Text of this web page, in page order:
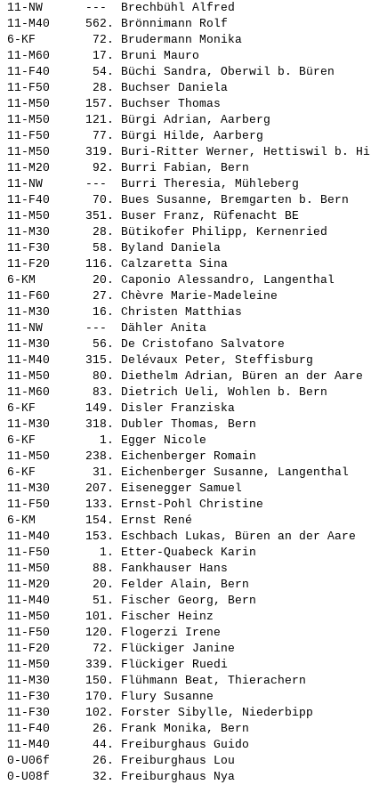
11-NW      --- Brechbühl Alfred
11-M40     562. Brönnimann Rolf
6-KF        72. Brudermann Monika
11-M60      17. Bruni Mauro
11-F40      54. Büchi Sandra, Oberwil b. Büren
11-F50      28. Buchser Daniela
11-M50     157. Buchser Thomas
11-M50     121. Bürgi Adrian, Aarberg
11-F50      77. Bürgi Hilde, Aarberg
11-M50     319. Buri-Ritter Werner, Hettiswil b. Hi
11-M20      92. Burri Fabian, Bern
11-NW      --- Burri Theresia, Mühleberg
11-F40      70. Bues Susanne, Bremgarten b. Bern
11-M50     351. Buser Franz, Rüfenacht BE
11-M30      28. Bütikofer Philipp, Kernenried
11-F30      58. Byland Daniela
11-F20     116. Calzaretta Sina
6-KM        20. Caponio Alessandro, Langenthal
11-F60      27. Chèvre Marie-Madeleine
11-M30      16. Christen Matthias
11-NW      --- Dähler Anita
11-M30      56. De Cristofano Salvatore
11-M40     315. Delévaux Peter, Steffisburg
11-M50      80. Diethelm Adrian, Büren an der Aare
11-M60      83. Dietrich Ueli, Wohlen b. Bern
6-KF       149. Disler Franziska
11-M30     318. Dubler Thomas, Bern
6-KF         1. Egger Nicole
11-M50     238. Eichenberger Romain
6-KF        31. Eichenberger Susanne, Langenthal
11-M30     207. Eisenegger Samuel
11-F50     133. Ernst-Pohl Christine
6-KM       154. Ernst René
11-M40     153. Eschbach Lukas, Büren an der Aare
11-F50       1. Etter-Quabeck Karin
11-M50      88. Fankhauser Hans
11-M20      20. Felder Alain, Bern
11-M40      51. Fischer Georg, Bern
11-M50     101. Fischer Heinz
11-F50     120. Flogerzi Irene
11-F20      72. Flückiger Janine
11-M50     339. Flückiger Ruedi
11-M30     150. Flühmann Beat, Thierachern
11-F30     170. Flury Susanne
11-F30     102. Forster Sibylle, Niederbipp
11-F40      26. Frank Monika, Bern
11-M40      44. Freiburghaus Guido
0-U06f      26. Freiburghaus Lou
0-U08f      32. Freiburghaus Nya